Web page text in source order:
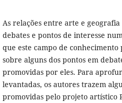
As relações entre arte e
debates e pontos de interesse
que este campo de conhecimento
sobre alguns dos pontos em
promovidas por eles. Para
levantadas, os autores trazem
promovidas pelo projeto artístico